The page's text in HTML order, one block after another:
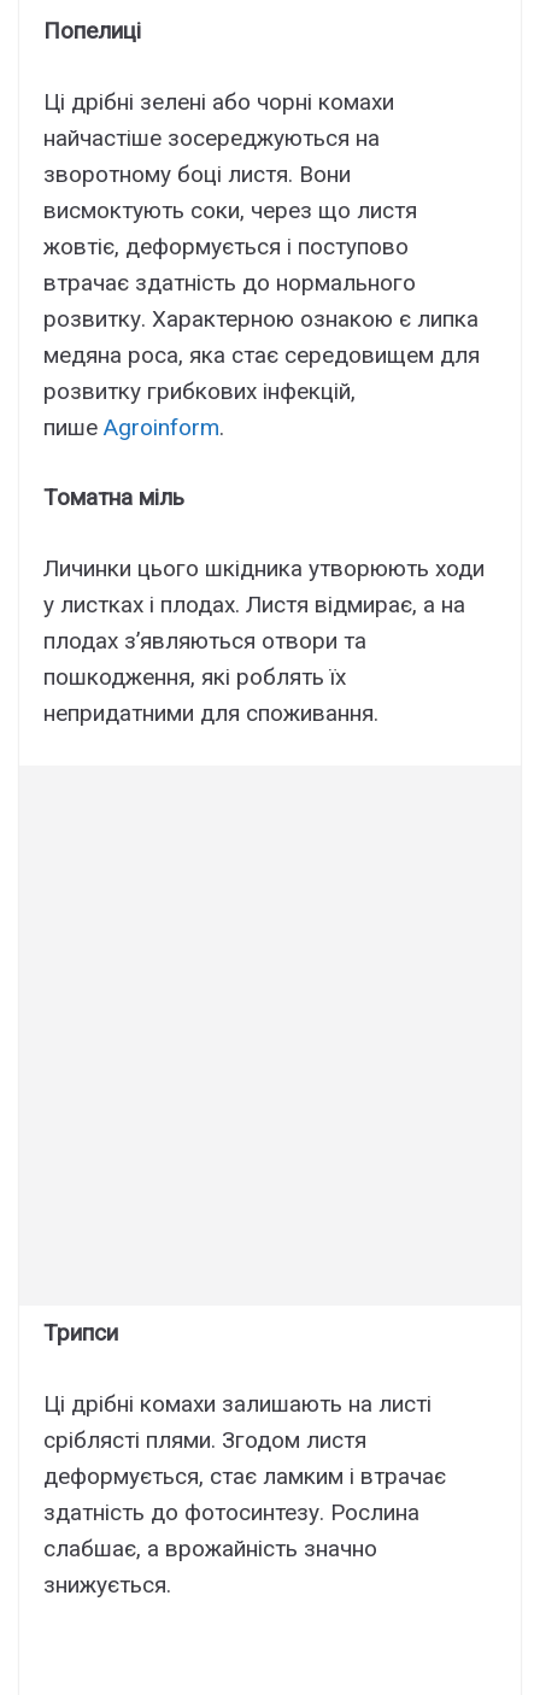
Попелиці
Ці дрібні зелені або чорні комахи
найчастіше зосереджуються на
зворотному боці листя. Вони
висмоктують соки, через що листя
жовтіє, деформується і поступово
втрачає здатність до нормального
розвитку. Характерною ознакою є липка
медяна роса, яка стає середовищем для
розвитку грибкових інфекцій,
пише Agroinform.
Томатна міль
Личинки цього шкідника утворюють ходи
у листках і плодах. Листя відмирає, а на
плодах з’являються отвори та
пошкодження, які роблять їх
непридатними для споживання.
Трипси
Ці дрібні комахи залишають на листі
сріблясті плями. Згодом листя
деформується, стає ламким і втрачає
здатність до фотосинтезу. Рослина
слабшає, а врожайність значно
знижується.